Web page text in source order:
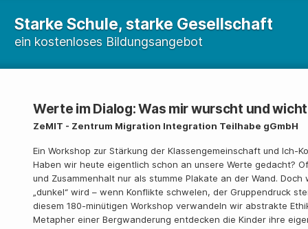
Starke Schule, starke Gesellschaft
ein kostenloses Bildungsangebot
Werte im Dialog: Was mir wurscht und
ZeMIT - Zentrum Migration Integration Teilhabe gGmbH
Ein Workshop zur Stärkung der Klassengemeinschaft und Ich-
Haben wir heute eigentlich schon an unsere Werte gedacht?
und Zusammenhalt nur als stumme Plakate an der Wand.
„dunkel“ wird – wenn Konflikte schwelen, der Gruppendruck
diesem 180-minütigen Workshop verwandeln wir abstrakte
Metapher einer Bergwanderung entdecken die Kinder ihre